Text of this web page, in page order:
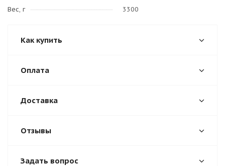
Вес, г
3300
Как купить
Оплата
Доставка
Отзывы
Задать вопрос